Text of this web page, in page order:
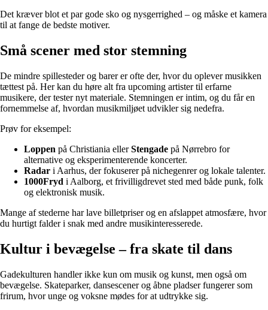
Det kræver blot et par gode sko og nysgerrighed – og måske et kamera
til at fange de bedste motiver.
Små scener med stor stemning
De mindre spillesteder og barer er ofte der, hvor du oplever musikken
tættest på. Her kan du høre alt fra upcoming artister til erfarne
musikere, der tester nyt materiale. Stemningen er intim, og du får en
fornemmelse af, hvordan musikmiljøet udvikler sig nedefra.
Prøv for eksempel:
Loppen på Christiania ellerStengade på Nørrebro for
alternative og eksperimenterende koncerter.
Radar i Aarhus, der fokuserer på nichegenrer og lokale talenter.
1000Fryd i Aalborg, et frivilligdrevet sted med både punk, folk
og elektronisk musik.
Mange af stederne har lave billetpriser og en afslappet atmosfære, hvor
du hurtigt falder i snak med andre musikinteresserede.
Kultur i bevægelse – fra skate til dans
Gadekulturen handler ikke kun om musik og kunst, men også om
bevægelse. Skateparker, dansescener og åbne pladser fungerer som
frirum, hvor unge og voksne mødes for at udtrykke sig.